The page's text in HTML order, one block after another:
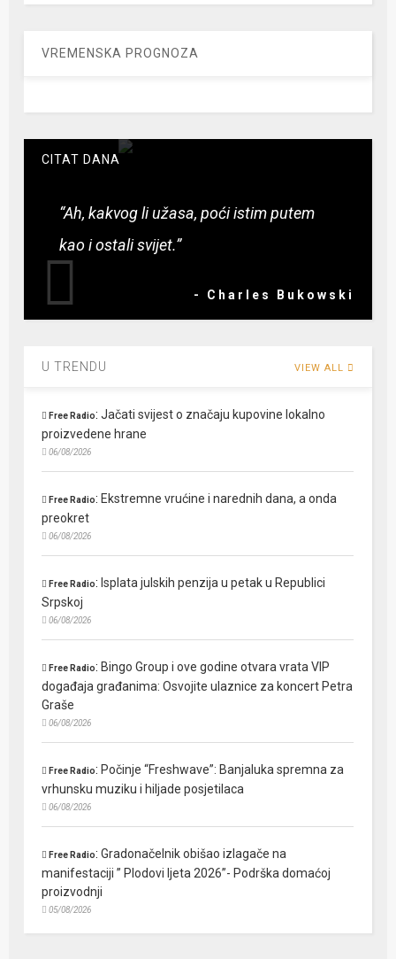
VREMENSKA PROGNOZA
CITAT DANA
“Ah, kakvog li užasa, poći istim putem
kao i ostali svijet.”
- Charles Bukowski
U TRENDU VIEW ALL
Free Radio:Jačati svijest o značaju kupovine lokalno
proizvedene hrane
06/08/2026
Free Radio: Ekstremne vrućine i narednih dana, a onda
preokret
06/08/2026
Free Radio: Isplata julskih penzija u petak u Republici
Srpskoj
06/08/2026
Free Radio: Bingo Group i ove godine otvara vrata VIP
događaja građanima: Osvojite ulaznice za koncert Petra
Graše
06/08/2026
Free Radio: Počinje “Freshwave”: Banjaluka spremna za
vrhunsku muziku i hiljade posjetilaca
06/08/2026
Free Radio:Gradonačelnik obišao izlagače na
manifestaciji ” Plodovi ljeta 2026”- Podrška domaćoj
proizvodnji
05/08/2026